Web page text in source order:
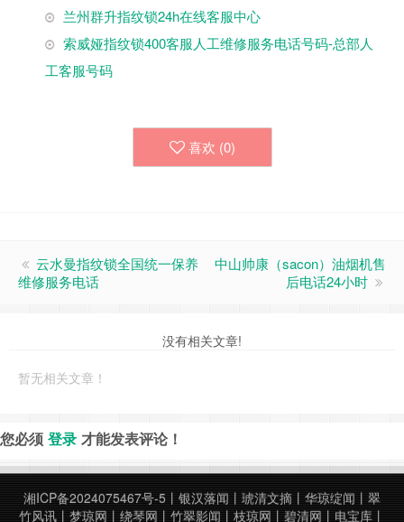
兰州群升指纹锁24h在线客服中心
索威娅指纹锁400客服人工维修服务电话号码-总部人
工客服号码
喜欢 (0)
云水曼指纹锁全国统一保养
维修服务电话
中山‌帅康（sacon）油烟机‌售
后电话24小时
没有相关文章!
暂无相关文章！
您必须 登录 才能发表评论！
湘ICP备2024075467号-5 丨 银汉落闻 丨 琥清文摘 丨 华琼绽闻 丨 翠
竹风讯 丨 梦琼网 丨 绕琴网 丨 竹翠影闻 丨 枝琼网 丨 碧清网 丨 电宝库 丨